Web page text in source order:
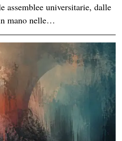
assemblee universitarie, dalle
mano nelle…